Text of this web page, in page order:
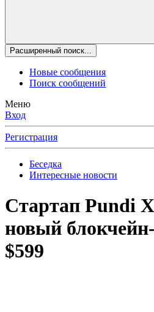
Расширенный поиск...
Новые сообщения
Поиск сообщений
Меню
Вход
Регистрация
Беседка
Интересные новости
Стартап Pundi
новый
$599